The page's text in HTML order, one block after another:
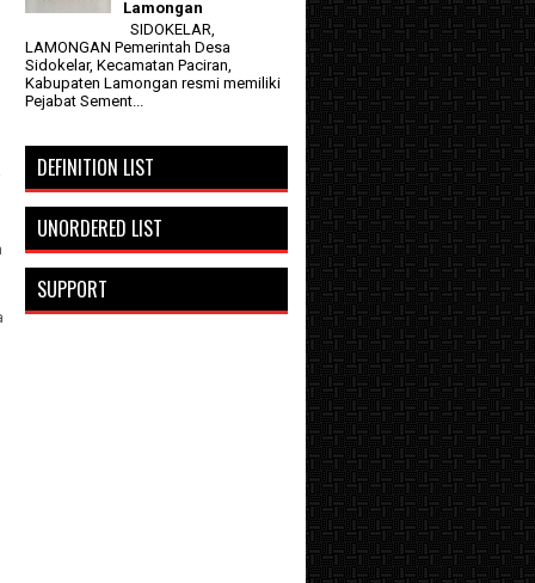
Lamongan
SIDOKELAR,
LAMONGAN Pemerintah Desa
Sidokelar, Kecamatan Paciran,
Kabupaten Lamongan resmi memiliki
Pejabat Sement...
DEFINITION LIST
UNORDERED LIST
SUPPORT